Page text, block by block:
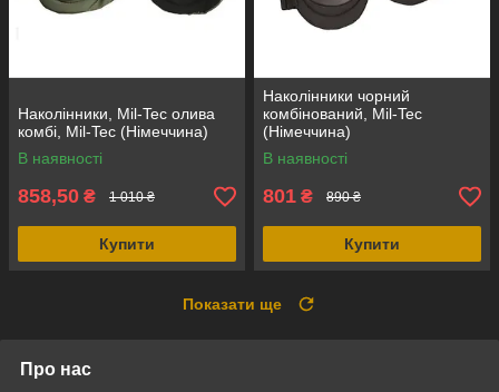
Наколінники, Mil-Tec олива
комбі, Mil-Tec (Німеччина)
В наявності
858,50 ₴ 1 010 ₴
Купити
Наколінники чорний
комбінований, Mil-Tec
(Німеччина)
В наявності
801 ₴ 890 ₴
Купити
Показати ще
Про нас